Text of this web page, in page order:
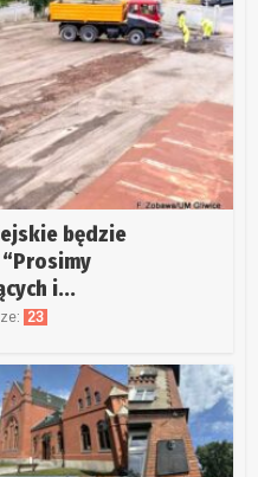
będzie
i...
23